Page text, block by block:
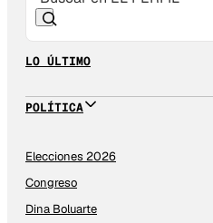
LO ÚLTIMO
POLÍTICA
Elecciones 2026
Congreso
Dina Boluarte